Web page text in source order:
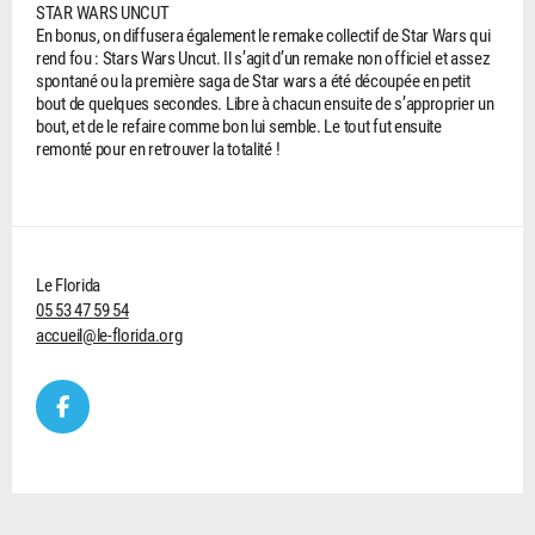
STAR WARS UNCUT
En bonus, on diffusera également le remake collectif de Star Wars qui
rend fou : Stars Wars Uncut. Il s’agit d’un remake non officiel et assez
spontané ou la première saga de Star wars a été découpée en petit
bout de quelques secondes. Libre à chacun ensuite de s’approprier un
bout, et de le refaire comme bon lui semble. Le tout fut ensuite
remonté pour en retrouver la totalité !
Le Florida
05 53 47 59 54
accueil@le-florida.org